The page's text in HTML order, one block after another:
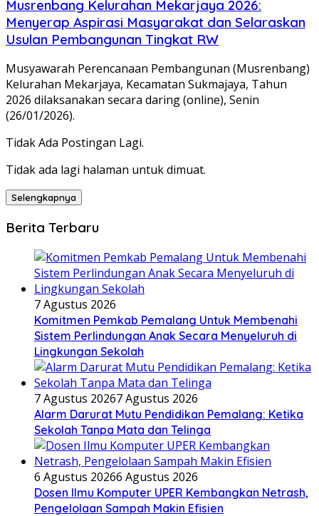
Musrenbang Kelurahan Mekarjaya 2026:
Menyerap Aspirasi Masyarakat dan Selaraskan
Usulan Pembangunan Tingkat RW
Musyawarah Perencanaan Pembangunan (Musrenbang)
Kelurahan Mekarjaya, Kecamatan Sukmajaya, Tahun
2026 dilaksanakan secara daring (online), Senin
(26/01/2026).
Tidak Ada Postingan Lagi.
Tidak ada lagi halaman untuk dimuat.
Selengkapnya
Berita Terbaru
7 Agustus 2026
Komitmen Pemkab Pemalang Untuk Membenahi
Sistem Perlindungan Anak Secara Menyeluruh di
Lingkungan Sekolah
7 Agustus 20267 Agustus 2026
Alarm Darurat Mutu Pendidikan Pemalang: Ketika
Sekolah Tanpa Mata dan Telinga
6 Agustus 20266 Agustus 2026
Dosen Ilmu Komputer UPER Kembangkan Netrash,
Pengelolaan Sampah Makin Efisien